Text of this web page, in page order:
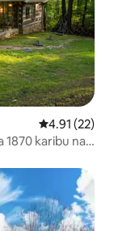
Ukadiriaji wa
4.91 (22)
1870 karibu na